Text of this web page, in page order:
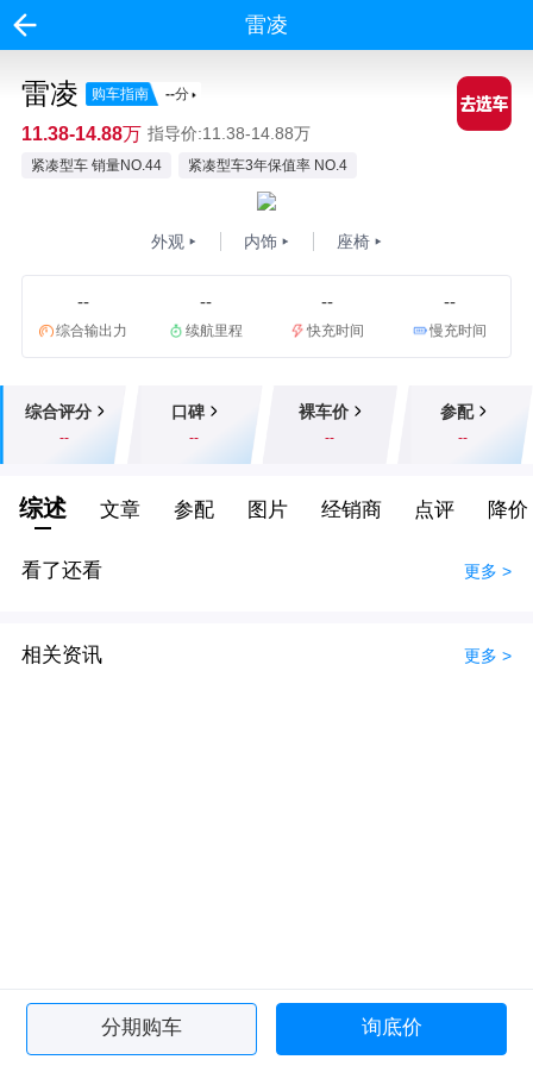
雷凌
雷凌 购车指南 --分
11.38-14.88万 指导价:11.38-14.88万
紧凑型车 销量NO.44 紧凑型车3年保值率 NO.4
外观 内饰 座椅
--
综合输出力
--
续航里程
--
快充时间
--
慢充时间
综合评分
--
口碑
--
裸车价
--
参配
--
综述 文章 参配 图片 经销商 点评 降价
看了还看 更多 >
相关资讯 更多 >
分期购车 询底价